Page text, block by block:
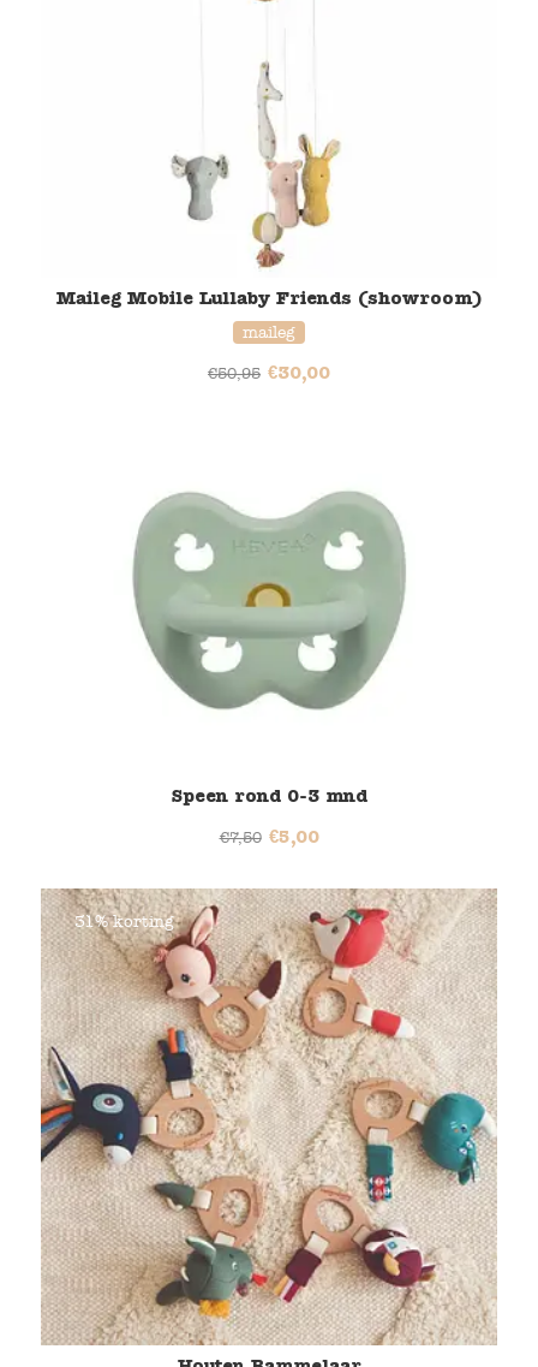
Maileg Mobile Lullaby Friends​​ (showroom)
maileg
€50,95 €30,00
Speen rond 0-3 mnd
€7,50 €5,00
31% korting